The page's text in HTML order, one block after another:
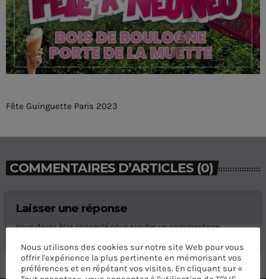
Fête Guinguette Paris 2023
COMMENTAIRES D’ARTICLES (0)
Laisser une réponse
Vous devez être connecté pour ajouter un commentaire.
Nous utilisons des cookies sur notre site Web pour vous
offrir l'expérience la plus pertinente en mémorisant vos
préférences et en répétant vos visites. En cliquant sur «